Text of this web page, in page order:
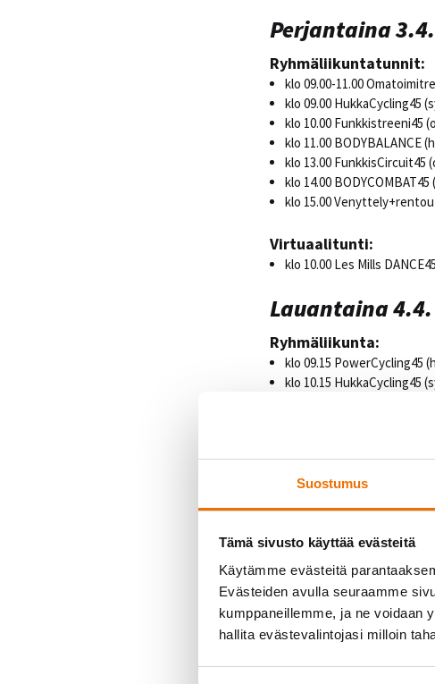
Suostumus
Tämä sivusto käyttää evästeitä
Käytämme evästeitä
Evästeiden avulla seuraamme
kumppaneillemme, ja ne voidaan
hallita evästevalintojasi milloin
Perjantaina
Ryhmäliikuntatunnit:
klo 09.00-11.00
klo 09.00 HukkaCycling45
klo 10.00 Funkkistreeni45
klo 11.00 BODYBALANCE
klo 13.00 FunkkisCircuit45
klo 14.00
klo 15.00
Virtuaalitunti:
klo 10.00 Les Mills
Lauantaina
Ryhmäliikunta:
klo 09.15 PowerCycling45
klo 10.15 HukkaCycling45
klo 13.15 Funkkistreeni45
klo 14.15 Kehonhuolto45
Virtuaalitunti:
klo 15.00 BODYPUMP
Sunnuntaina
Ryhmäliikunta